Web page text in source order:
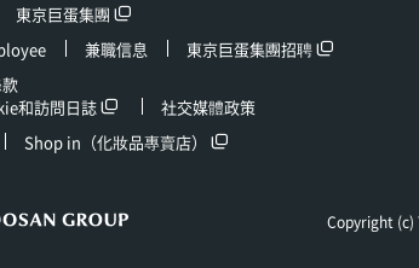
東京巨蛋集團
兼職信息
東京巨蛋集團招聘
和訪問日誌
社交媒體政策
Shop in（化妝品專賣店）
Copyright (c)